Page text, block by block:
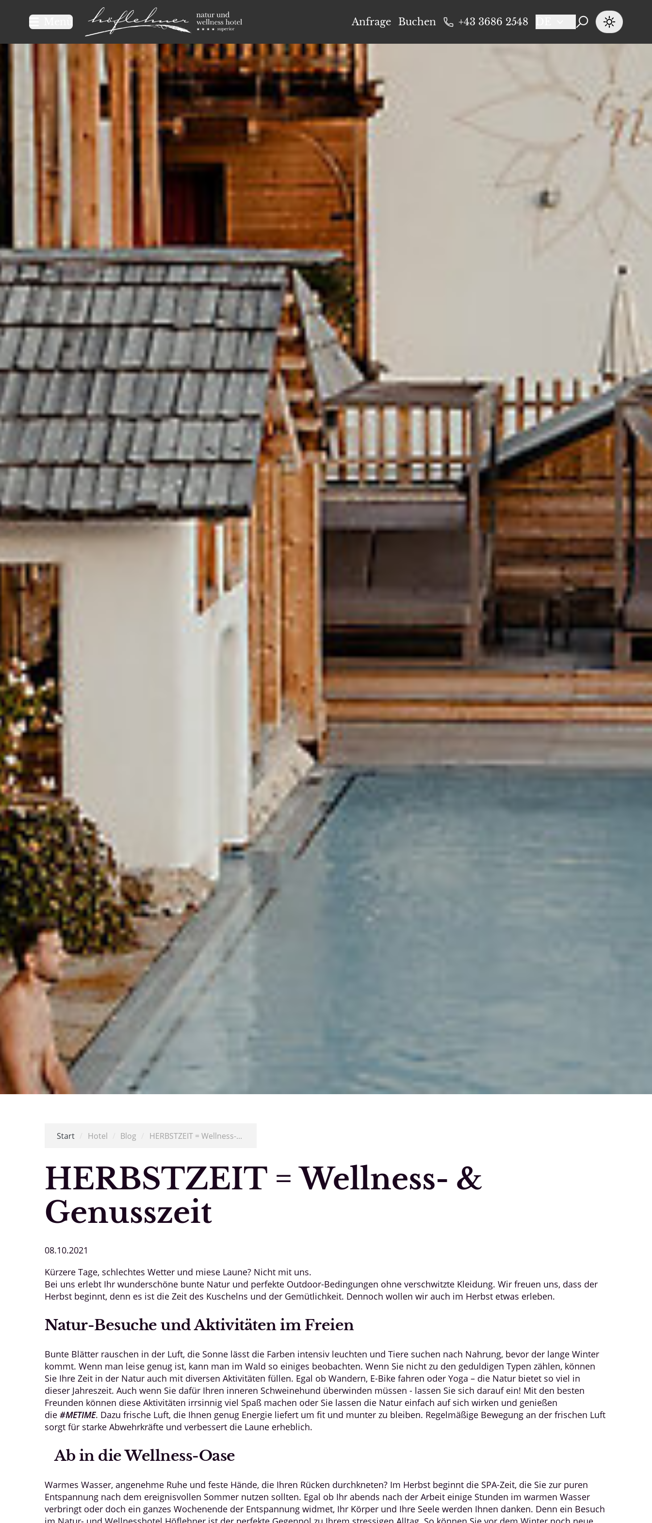
Menü
Logo Natur- und Wellnesshotel Höflehner ****S
Anfrage Buchen +43 3686 2548
Start Hotel Blog HERBSTZEIT = Wellness-...
HERBSTZEIT = Wellness- &
Genusszeit
08.10.2021
Kürzere Tage, schlechtes Wetter und miese Laune? Nicht mit uns.
Bei uns erlebt Ihr wunderschöne bunte Natur und perfekte Outdoor-Bedingungen ohne verschwitzte Kleidung. Wir freuen uns, dass der
Herbst beginnt, denn es ist die Zeit des Kuschelns und der Gemütlichkeit. Dennoch wollen wir auch im Herbst etwas erleben.
Natur-Besuche und Aktivitäten im Freien
Bunte Blätter rauschen in der Luft, die Sonne lässt die Farben intensiv leuchten und Tiere suchen nach Nahrung, bevor der lange Winter
kommt. Wenn man leise genug ist, kann man im Wald so einiges beobachten. Wenn Sie nicht zu den geduldigen Typen zählen, können
Sie Ihre Zeit in der Natur auch mit diversen Aktivitäten füllen. Egal ob Wandern, E-Bike fahren oder Yoga – die Natur bietet so viel in
dieser Jahreszeit. Auch wenn Sie dafür Ihren inneren Schweinehund überwinden müssen - lassen Sie sich darauf ein! Mit den besten
Freunden können diese Aktivitäten irrsinnig viel Spaß machen oder Sie lassen die Natur einfach auf sich wirken und genießen
die #METIME. Dazu frische Luft, die Ihnen genug Energie liefert um fit und munter zu bleiben. Regelmäßige Bewegung an der frischen Luft
sorgt für starke Abwehrkräfte und verbessert die Laune erheblich.
Ab in die Wellness-Oase
Warmes Wasser, angenehme Ruhe und feste Hände, die Ihren Rücken durchkneten? Im Herbst beginnt die SPA-Zeit, die Sie zur puren
Entspannung nach dem ereignisvollen Sommer nutzen sollten. Egal ob Ihr abends nach der Arbeit einige Stunden im warmen Wasser
verbringt oder doch ein ganzes Wochenende der Entspannung widmet, Ihr Körper und Ihre Seele werden Ihnen danken. Denn ein Besuch